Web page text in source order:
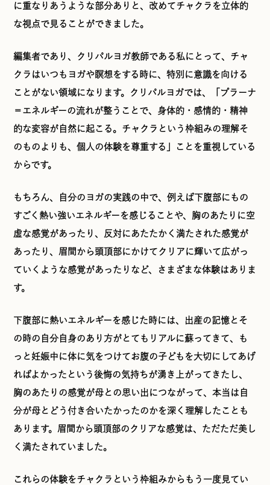
に重なりあうような部分ありと、改めてチャクラを立体的
な視点で見ることができました。
編集者であり、クリパルヨガ教師である私にとって、チャ
クラはいつもヨガや瞑想をする時に、特別に意識を向ける
ことがない領域になります。クリパルヨガでは、「プラーナ
＝エネルギーの流れが整うことで、身体的・感情的・精神
的な変容が自然に起こる。チャクラという枠組みの理解そ
のものよりも、個人の体験を尊重する」ことを重視している
からです。
もちろん、自分のヨガの実践の中で、例えば下腹部にもの
すごく熱い強いエネルギーを感じることや、胸のあたりに空
虚な感覚があったり、反対にあたたかく満たされた感覚が
あったり、眉間から頭頂部にかけてクリアに輝いて広がっ
ていくような感覚があったりなど、さまざまな体験はありま
す。
下腹部に熱いエネルギーを感じた時には、出産の記憶とそ
の時の自分自身のあり方がとてもリアルに蘇ってきて、も
っと妊娠中に体に気をつけてお腹の子どもを大切にしてあげ
ればよかったという後悔の気持ちが湧き上がってきたし、
胸のあたりの感覚が母との思い出につながって、本当は自
分が母とどう付き合いたかったのかを深く理解したことも
あります。眉間から頭頂部のクリアな感覚は、ただただ美し
く満たされていました。
これらの体験をチャクラという枠組みからもう一度見てい